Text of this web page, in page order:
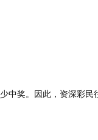
中奖。因此，资深彩民